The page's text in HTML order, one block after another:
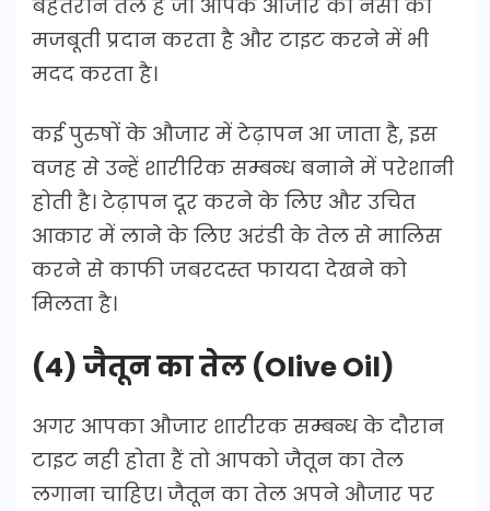
बेहतरीन तेल है जो आपके औजार की नसों को
मजबूती प्रदान करता है और टाइट करने में भी
मदद करता है।
कई पुरुषों के औजार में टेढ़ापन आ जाता है, इस
वजह से उन्हें शारीरिक सम्बन्ध बनाने में परेशानी
होती है। टेढ़ापन दूर करने के लिए और उचित
आकार में लाने के लिए अरंडी के तेल से मालिस
करने से काफी जबरदस्त फायदा देखने को
मिलता है।
(4) जैतून का तेल (Olive Oil)
अगर आपका औजार शारीरक सम्बन्ध के दौरान
टाइट नही होता हैं तो आपको जैतून का तेल
लगाना चाहिए। जैतून का तेल अपने औजार पर